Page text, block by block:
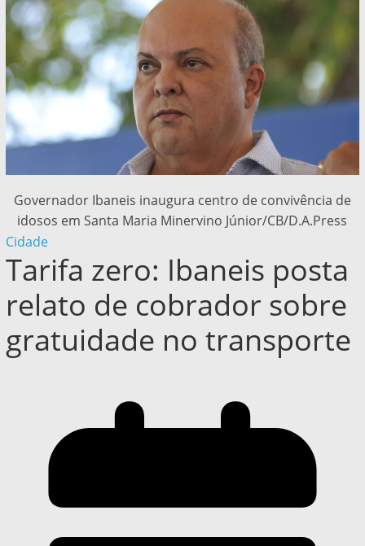
Governador Ibaneis inaugura centro de convivência de
idosos em Santa Maria Minervino Júnior/CB/D.A.Press
Cidade
Tarifa zero: Ibaneis posta
relato de cobrador sobre
gratuidade no transporte